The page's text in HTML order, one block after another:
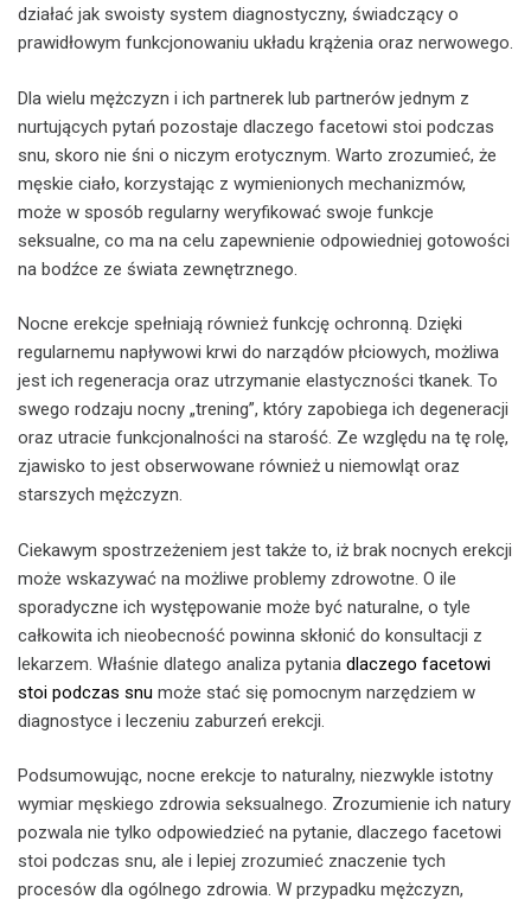
działać jak swoisty system diagnostyczny, świadczący o
prawidłowym funkcjonowaniu układu krążenia oraz nerwowego.
Dla wielu mężczyzn i ich partnerek lub partnerów jednym z
nurtujących pytań pozostaje dlaczego facetowi stoi podczas
snu, skoro nie śni o niczym erotycznym. Warto zrozumieć, że
męskie ciało, korzystając z wymienionych mechanizmów,
może w sposób regularny weryfikować swoje funkcje
seksualne, co ma na celu zapewnienie odpowiedniej gotowości
na bodźce ze świata zewnętrznego.
Nocne erekcje spełniają również funkcję ochronną. Dzięki
regularnemu napływowi krwi do narządów płciowych, możliwa
jest ich regeneracja oraz utrzymanie elastyczności tkanek. To
swego rodzaju nocny „trening”, który zapobiega ich degeneracji
oraz utracie funkcjonalności na starość. Ze względu na tę rolę,
zjawisko to jest obserwowane również u niemowląt oraz
starszych mężczyzn.
Ciekawym spostrzeżeniem jest także to, iż brak nocnych erekcji
może wskazywać na możliwe problemy zdrowotne. O ile
sporadyczne ich występowanie może być naturalne, o tyle
całkowita ich nieobecność powinna skłonić do konsultacji z
lekarzem. Właśnie dlatego analiza pytania dlaczego facetowi
stoi podczas snu może stać się pomocnym narzędziem w
diagnostyce i leczeniu zaburzeń erekcji.
Podsumowując, nocne erekcje to naturalny, niezwykle istotny
wymiar męskiego zdrowia seksualnego. Zrozumienie ich natury
pozwala nie tylko odpowiedzieć na pytanie, dlaczego facetowi
stoi podczas snu, ale i lepiej zrozumieć znaczenie tych
procesów dla ogólnego zdrowia. W przypadku mężczyzn,